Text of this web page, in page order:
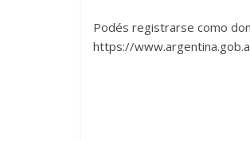
Podés registrarse como
https://